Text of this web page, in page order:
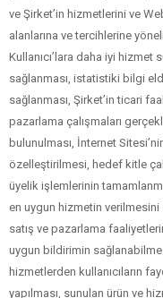
ve Şirket’in hizmetlerini ve
alanlarına ve tercihlerine
Kullanıcı’lara daha iyi hizmet
sağlanması, istatistiki bilgi
sağlanması, Şirket’in ticari
pazarlama çalışmaları
bulunulması, İnternet
özelleştirilmesi, hedef kitle
üyelik işlemlerinin
en uygun hizmetin verilmesini
satış ve pazarlama
uygun bildirimin
hizmetlerden kullanıcıların
yapılması, sunulan ürün ve